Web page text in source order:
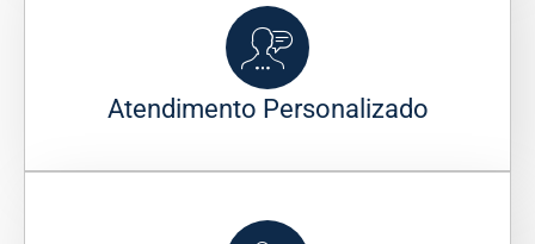
Atendimento Personalizado